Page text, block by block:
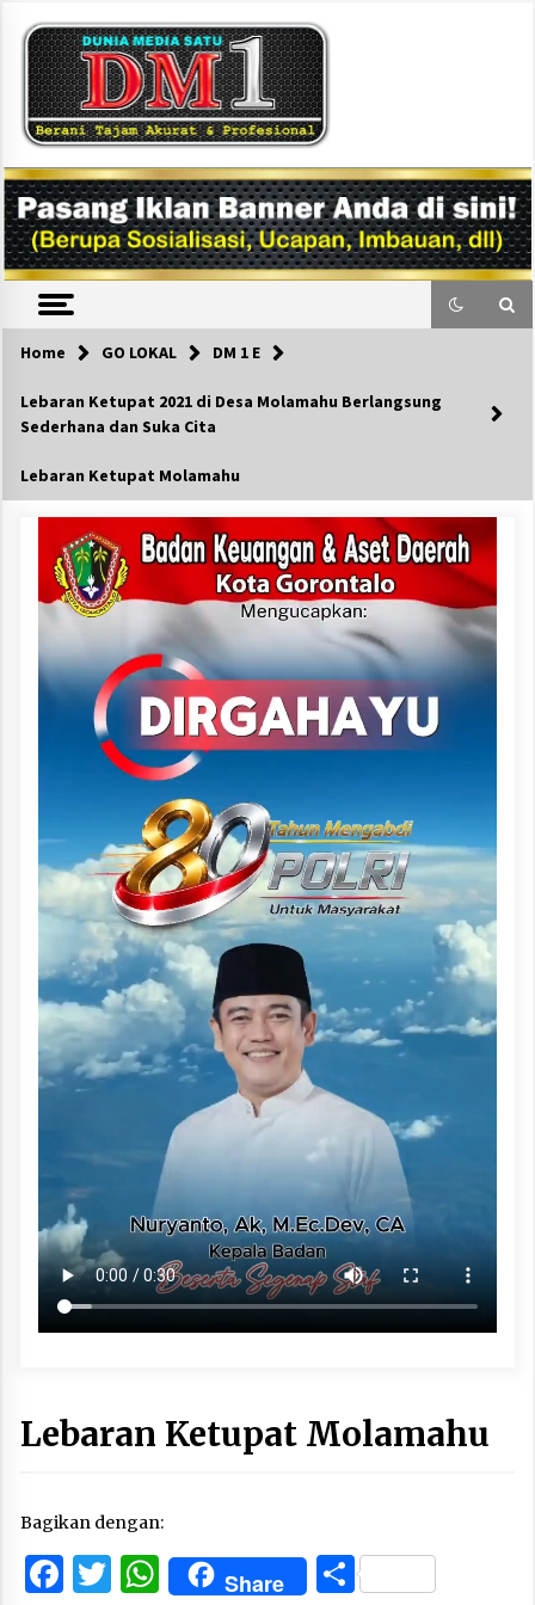
content
DM1
Home GO LOKAL DM 1 E
Lebaran Ketupat 2021 di Desa Molamahu Berlangsung
Sederhana dan Suka Cita
Lebaran Ketupat Molamahu
Lebaran Ketupat Molamahu
Bagikan dengan:
Facebook
Twitter
WhatsApp
Share Share